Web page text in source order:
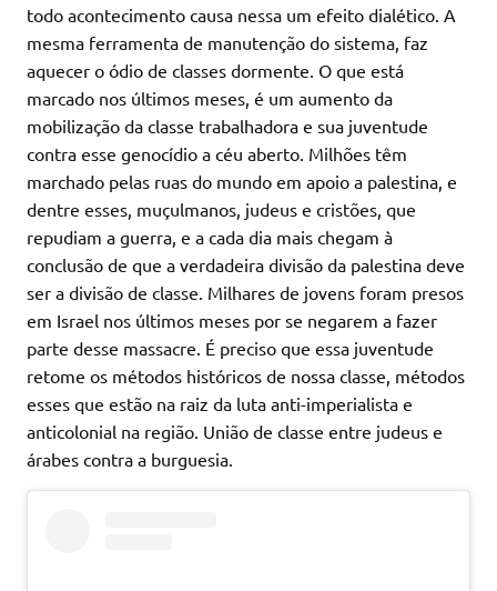
todo acontecimento causa nessa um efeito dialético. A
mesma ferramenta de manutenção do sistema, faz
aquecer o ódio de classes dormente. O que está
marcado nos últimos meses, é um aumento da
mobilização da classe trabalhadora e sua juventude
contra esse genocídio a céu aberto. Milhões têm
marchado pelas ruas do mundo em apoio a palestina, e
dentre esses, muçulmanos, judeus e cristões, que
repudiam a guerra, e a cada dia mais chegam à
conclusão de que a verdadeira divisão da palestina deve
ser a divisão de classe. Milhares de jovens foram presos
em Israel nos últimos meses por se negarem a fazer
parte desse massacre. É preciso que essa juventude
retome os métodos históricos de nossa classe, métodos
esses que estão na raiz da luta anti-imperialista e
anticolonial na região. União de classe entre judeus e
árabes contra a burguesia.